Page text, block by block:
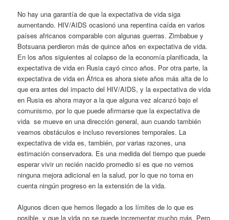
No hay una garantía de que la expectativa de vida siga
aumentando. HIV/AIDS ocasionó una repentina caída en varios
países africanos comparable con algunas guerras. Zimbabue y
Botsuana perdieron más de quince años en expectativa de vida.
En los años siguientes al colapso de la economía planificada, la
expectativa de vida en Rusia cayó cinco años. Por otra parte, la
expectativa de vida en África es ahora siete años más alta de lo
que era antes del impacto del HIV/AIDS, y la expectativa de vida
en Rusia es ahora mayor a la que alguna vez alcanzó bajo el
comunismo, por lo que puede afirmarse que la expectativa de
vida se mueve en una dirección general, aun cuando también
veamos obstáculos e incluso reversiones temporales. La
expectativa de vida es, también, por varias razones, una
estimación conservadora. Es una medida del tiempo que puede
esperar vivir un recién nacido promedio si es que no vemos
ninguna mejora adicional en la salud, por lo que no toma en
cuenta ningún progreso en la extensión de la vida.
Algunos dicen que hemos llegado a los límites de lo que es
posible, y que la vida no se puede incrementar mucho más. Pero